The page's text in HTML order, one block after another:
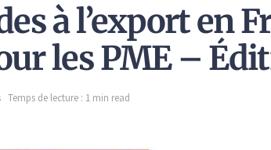
à l’export en
les PME –
Temps de lecture : 1 min read